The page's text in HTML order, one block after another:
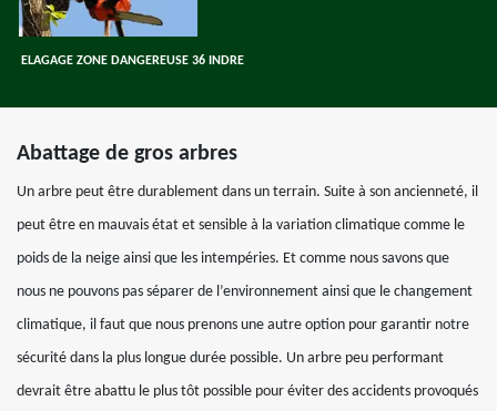
ELAGAGE ZONE DANGEREUSE 36 INDRE
Abattage de gros arbres
Un arbre peut être durablement dans un terrain. Suite à son ancienneté, il
peut être en mauvais état et sensible à la variation climatique comme le
poids de la neige ainsi que les intempéries. Et comme nous savons que
nous ne pouvons pas séparer de l’environnement ainsi que le changement
climatique, il faut que nous prenons une autre option pour garantir notre
sécurité dans la plus longue durée possible. Un arbre peu performant
devrait être abattu le plus tôt possible pour éviter des accidents provoqués